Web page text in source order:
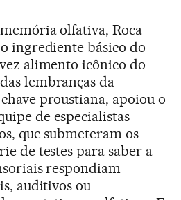
olfativa, Roca
ingrediente básico do
alimento icônico do
lembranças da
proustiana, apoiou o
de especialistas
que submeteram os
de testes para saber a
respondiam
auditivos ou